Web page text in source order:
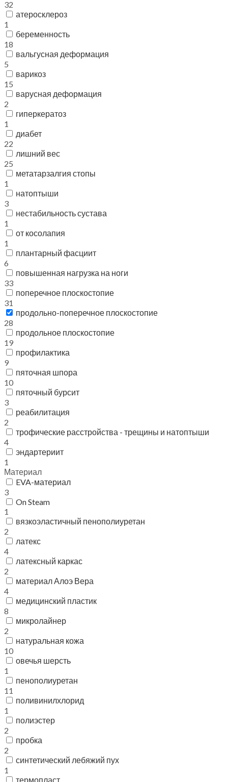
32
атеросклероз
1
беременность
18
вальгусная деформация
5
варикоз
15
варусная деформация
2
гиперкератоз
1
диабет
22
лишний вес
25
метатарзалгия стопы
1
натоптыши
3
нестабильность сустава
1
от косолапия
1
плантарный фасциит
6
повышенная нагрузка на ноги
33
поперечное плоскостопие
31
продольно-поперечное плоскостопие
28
продольное плоскостопие
19
профилактика
9
пяточная шпора
10
пяточный бурсит
3
реабилитация
2
трофические расстройства - трещины и натоптыши
4
эндартериит
1
Материал
EVA-материал
3
On Steam
1
вязкоэластичный пенополиуретан
2
латекс
4
латексный каркас
2
материал Алоэ Вера
4
медицинский пластик
8
микролайнер
2
натуральная кожа
10
овечья шерсть
1
пенополиуретан
11
поливинилхлорид
1
полиэстер
2
пробка
2
синтетический лебяжий пух
1
термопласт